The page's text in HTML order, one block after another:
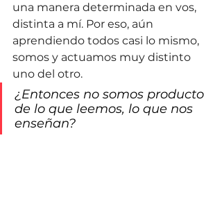
una manera determinada en vos,
distinta a mí. Por eso, aún
aprendiendo todos casi lo mismo,
somos y actuamos muy distinto
uno del otro.
¿Entonces no somos producto
de lo que leemos, lo que nos
enseñan?